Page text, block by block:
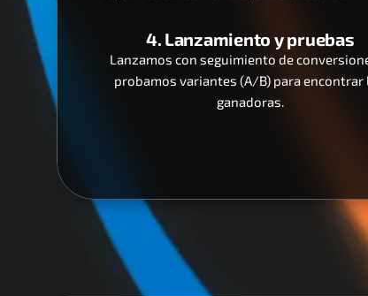
4. Lanzamiento y pruebas
Lanzamos con seguimiento de
probamos variantes (A/B) para encontrar
ganadoras.